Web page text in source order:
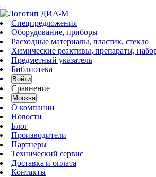
Спецпредложения
Оборудование, приборы
Расходные материалы, пластик, стекло
Химические реактивы, препараты,
Предметный указатель
Библиотека
Войти
Сравнение
Москва
О компании
Новости
Блог
Производители
Партнеры
Технический сервис
Доставка и оплата
Контакты